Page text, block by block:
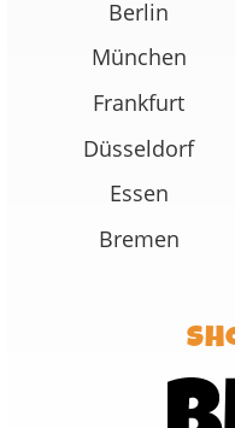
Berlin
München
Frankfurt
Düsseldorf
Essen
Bremen